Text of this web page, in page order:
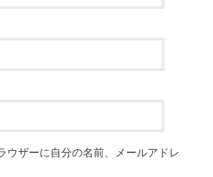
ウザーに自分の名前、メールアドレ